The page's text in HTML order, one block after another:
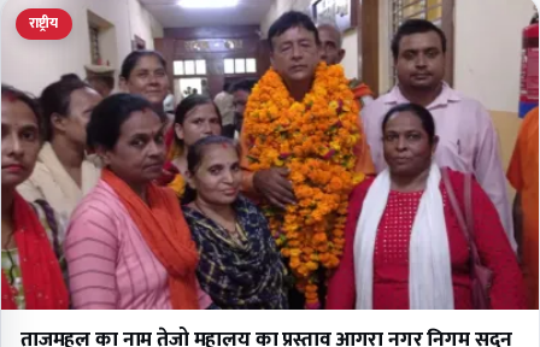
राष्ट्रीय
ताजमहल का नाम तेजो महालय का प्रस्ताव आगरा नगर निगम सदन